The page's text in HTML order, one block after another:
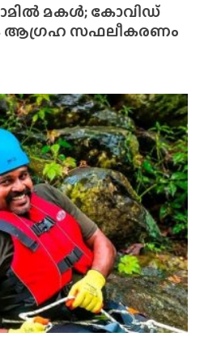
മകൾ; കോവിഡ്
ആഗ്രഹ സഫലീകരണം